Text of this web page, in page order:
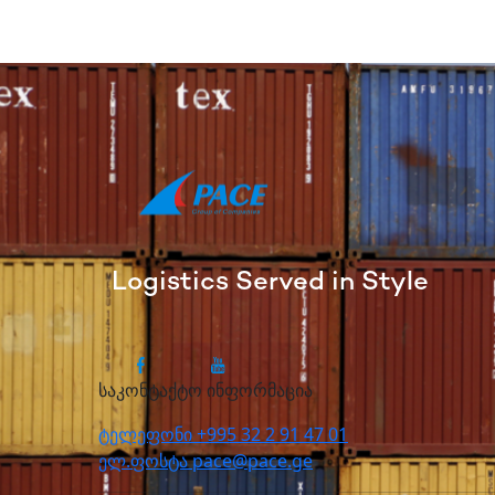
Logistics Served in Style
საკონტაქტო ინფორმაცია
ტელეფონი+995 32 2 91 47 01
ელ.ფოსტაpace@pace.ge